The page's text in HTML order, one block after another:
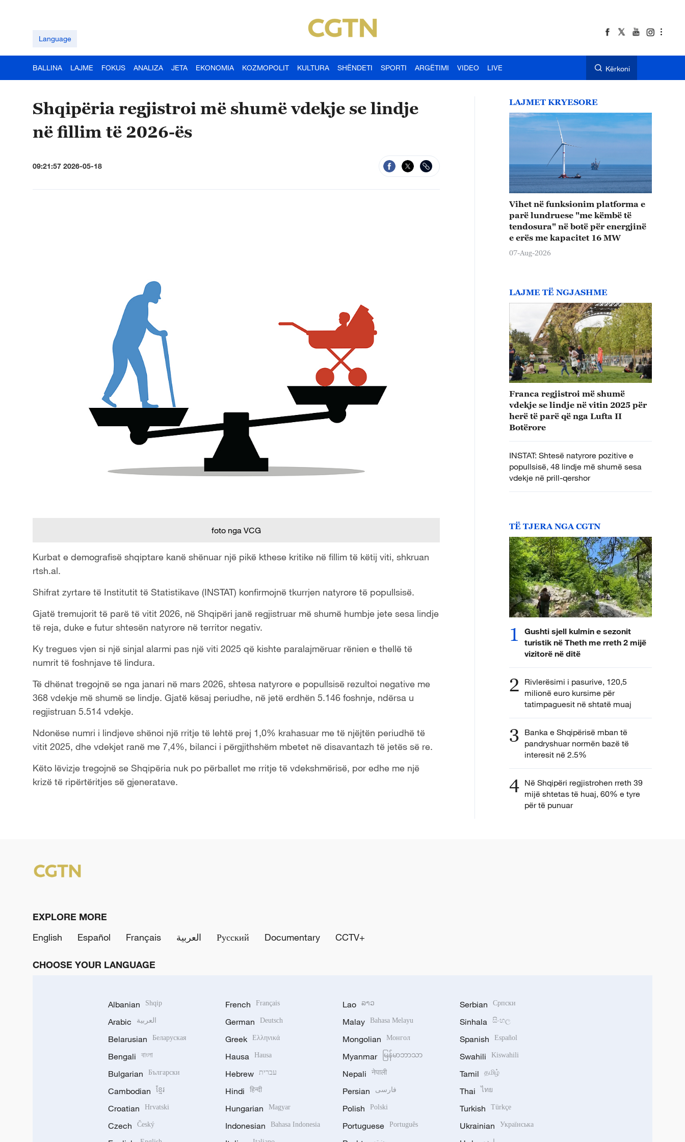
Language
BALLINA LAJME FOKUS ANALIZA JETA EKONOMIA KOZMOPOLIT KULTURA SHËNDETI SPORTI ARGËTIMI VIDEO LIVE Kërkoni
Shqipëria regjistroi më shumë vdekje se lindje
në fillim të 2026-ës
09:21:57 2026-05-18
foto nga VCG
Kurbat e demografisë shqiptare kanë shënuar një pikë kthese kritike në fillim të këtij viti, shkruan
rtsh.al.
Shifrat zyrtare të Institutit të Statistikave (INSTAT) konfirmojnë tkurrjen natyrore të popullsisë.
Gjatë tremujorit të parë të vitit 2026, në Shqipëri janë regjistruar më shumë humbje jete sesa lindje
të reja, duke e futur shtesën natyrore në territor negativ.
Ky tregues vjen si një sinjal alarmi pas një viti 2025 që kishte paralajmëruar rënien e thellë të
numrit të foshnjave të lindura.
Të dhënat tregojnë se nga janari në mars 2026, shtesa natyrore e popullsisë rezultoi negative me
368 vdekje më shumë se lindje. Gjatë kësaj periudhe, në jetë erdhën 5.146 foshnje, ndërsa u
regjistruan 5.514 vdekje.
Ndonëse numri i lindjeve shënoi një rritje të lehtë prej 1,0% krahasuar me të njëjtën periudhë të
vitit 2025, dhe vdekjet ranë me 7,4%, bilanci i përgjithshëm mbetet në disavantazh të jetës së re.
Këto lëvizje tregojnë se Shqipëria nuk po përballet me rritje të vdekshmërisë, por edhe me një
krizë të ripërtëritjes së gjeneratave.
LAJMET KRYESORE
Vihet në funksionim platforma e
parë lundruese "me këmbë të
tendosura" në botë për energjinë
e erës me kapacitet 16 MW
07-Aug-2026
LAJME TË NGJASHME
Franca regjistroi më shumë
vdekje se lindje në vitin 2025 për
herë të parë që nga Lufta II
Botërore
INSTAT: Shtesë natyrore pozitive e
popullsisë, 48 lindje më shumë sesa
vdekje në prill-qershor
TË TJERA NGA CGTN
1
Gushti sjell kulmin e sezonit
turistik në Theth me rreth 2 mijë
vizitorë në ditë
2 Rivlerësimi i pasurive, 120,5
milionë euro kursime për
tatimpaguesit në shtatë muaj
3 Banka e Shqipërisë mban të
pandryshuar normën bazë të
interesit në 2.5%
4 Në Shqipëri regjistrohen rreth 39
mijë shtetas të huaj, 60% e tyre
për të punuar
EXPLORE MORE
English
Español Français العربية Русский Documentary CCTV+
CHOOSE YOUR LANGUAGE
Albanian Shqip
Arabic العربية
Belarusian Беларуская
Bengali বাংলা
Bulgarian Български
Cambodian ខ្មែរ
Croatian Hrvatski
Czech Český
French Français
German Deutsch
Greek Ελληνικά
Hausa Hausa
Hebrew עברית
Hindi हिन्दी
Hungarian Magyar
Indonesian Bahasa Indonesia
Lao ລາວ
Malay Bahasa Melayu
Mongolian Монгол
Myanmar မြန်မာဘာသာ
Nepali नेपाली
Persian فارسی
Polish Polski
Portuguese Português
Serbian Српски
Sinhala සිංහල
Spanish Español
Swahili Kiswahili
Tamil தமிழ்
Thai ไทย
Turkish Türkçe
Ukrainian Українська